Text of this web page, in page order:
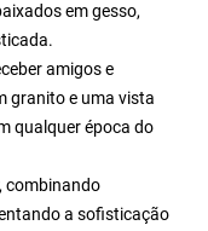
em gesso,
amigos e
granito e uma vista
qualquer época do
combinando
a sofisticação